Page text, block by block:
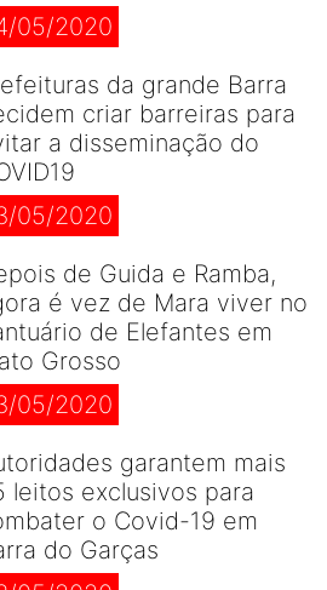
05/2020
da grande Barra
criar barreiras para
a disseminação do
05/2020
de Guida e Ramba,
é vez de Mara viver no
de Elefantes em
Grosso
05/2020
garantem mais
leitos exclusivos para
o Covid-19 em
do Garças